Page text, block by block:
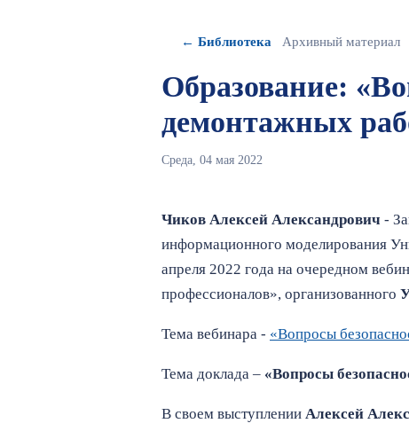
← Библиотека Архивный материал
Образование:
демонтажных
Среда, 04 мая 2022
Чиков Алексей Александрович -
информационного моделирования
апреля 2022 года на очередном
профессионалов», организованного
Тема вебинара - «Вопросы
Тема доклада – «Вопросы
В своем выступлении Алексей